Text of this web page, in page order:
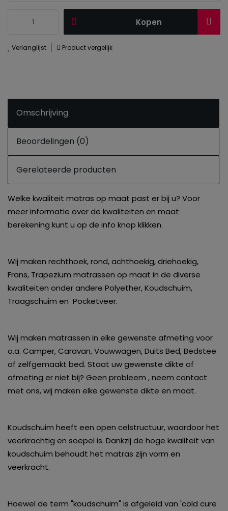
Kopen
Verlanglijst Product vergelijk
Omschrijving
Beoordelingen (0)
Gerelateerde producten
Welke kwaliteit matras op maat past er bij u? Voor
meer informatie over de kwaliteiten en maat
berekening kunt u op de info knop klikken.
Wij maken rechthoek, rond, achthoekig, driehoekig,
Frans, Trapezium matrassen op maat in de diverse
kwaliteiten onder andere Polyether, Koudschuim,
Traagschuim en Pocketveer.
Wij maken matrassen in elke gewenste afmeting voor
o.a. Camper, Caravan, Vouwwagen, Duits Bed, Bedstee
of zelfgemaakt bed. Staat uw gewenste dikte of
afmeting er niet bij? Geen probleem , neem contact
met ons, wij maken elke gewenste dikte en maat.
Koudschuim heeft een open celstructuur, waardoor het
veerkrachtig en soepel is. Dankzij de hoge kwaliteit van
koudschuim behoudt het matras zijn vorm en
veerkracht.
Hoewel de term "koudschuim" is afgeleid van 'cold cure